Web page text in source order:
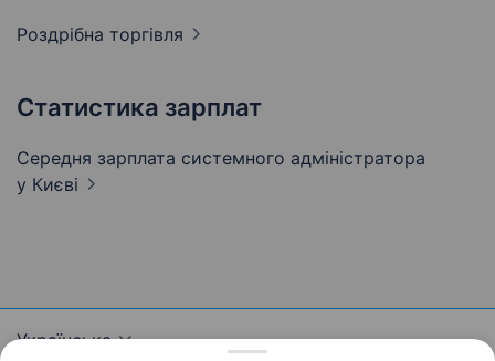
Роздрібна торгівля
Статистика зарплат
Середня зарплата системного адміністратора
у Києві
Українська